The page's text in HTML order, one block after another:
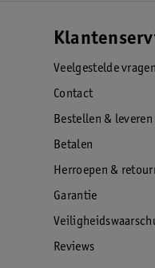
Veelgestelde vragen
Contact
Bestellen & leveren
Betalen
Herroepen &
Garantie
Reviews